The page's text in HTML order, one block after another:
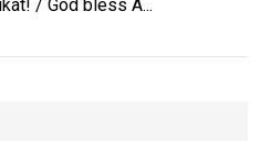
/ God bless A...